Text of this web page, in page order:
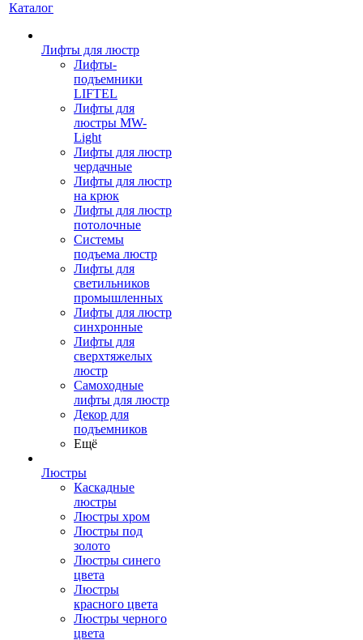
Каталог
Лифты для люстр
Лифты-
подъемники
LIFTEL
Лифты для
люстры MW-
Light
Лифты для люстр
чердачные
Лифты для люстр
на крюк
Лифты для люстр
потолочные
Системы
подъема люстр
Лифты для
светильников
промышленных
Лифты для люстр
синхронные
Лифты для
сверхтяжелых
люстр
Самоходные
лифты для люстр
Декор для
подъемников
Ещё
Люстры
Каскадные
люстры
Люстры хром
Люстры под
золото
Люстры синего
цвета
Люстры
красного цвета
Люстры черного
цвета